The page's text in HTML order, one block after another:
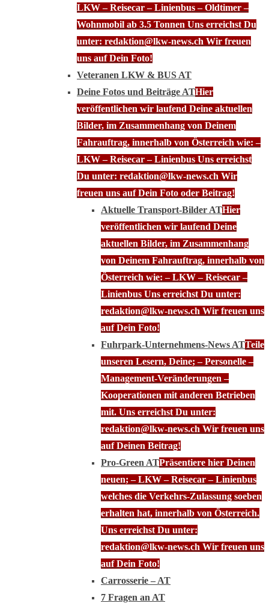
LKW – Reisecar – Linienbus – Oldtimer –
Wohnmobil ab 3.5 Tonnen Uns erreichst Du
unter: redaktion@lkw-news.ch Wir freuen
uns auf Dein Foto!
Veteranen LKW & BUS AT
Deine Fotos und Beiträge ATHier
veröffentlichen wir laufend Deine aktuellen
Bilder, im Zusammenhang von Deinem
Fahrauftrag, innerhalb von Österreich wie: –
LKW – Reisecar – Linienbus Uns erreichst
Du unter: redaktion@lkw-news.ch Wir
freuen uns auf Dein Foto oder Beitrag!
Aktuelle Transport-Bilder ATHier
veröffentlichen wir laufend Deine
aktuellen Bilder, im Zusammenhang
von Deinem Fahrauftrag, innerhalb von
Österreich wie: – LKW – Reisecar –
Linienbus Uns erreichst Du unter:
redaktion@lkw-news.ch Wir freuen uns
auf Dein Foto!
Fuhrpark-Unternehmens-News ATTeile
unseren Lesern, Deine; – Personelle –
Management-Veränderungen –
Kooperationen mit anderen Betrieben
mit. Uns erreichst Du unter:
redaktion@lkw-news.ch Wir freuen uns
auf Deinen Beitrag!
Pro-Green ATPräsentiere hier Deinen
neuen; – LKW – Reisecar – Linienbus
welches die Verkehrs-Zulassung soeben
erhalten hat, innerhalb von Österreich.
Uns erreichst Du unter:
redaktion@lkw-news.ch Wir freuen uns
auf Dein Foto!
Carrosserie – AT
7 Fragen an AT